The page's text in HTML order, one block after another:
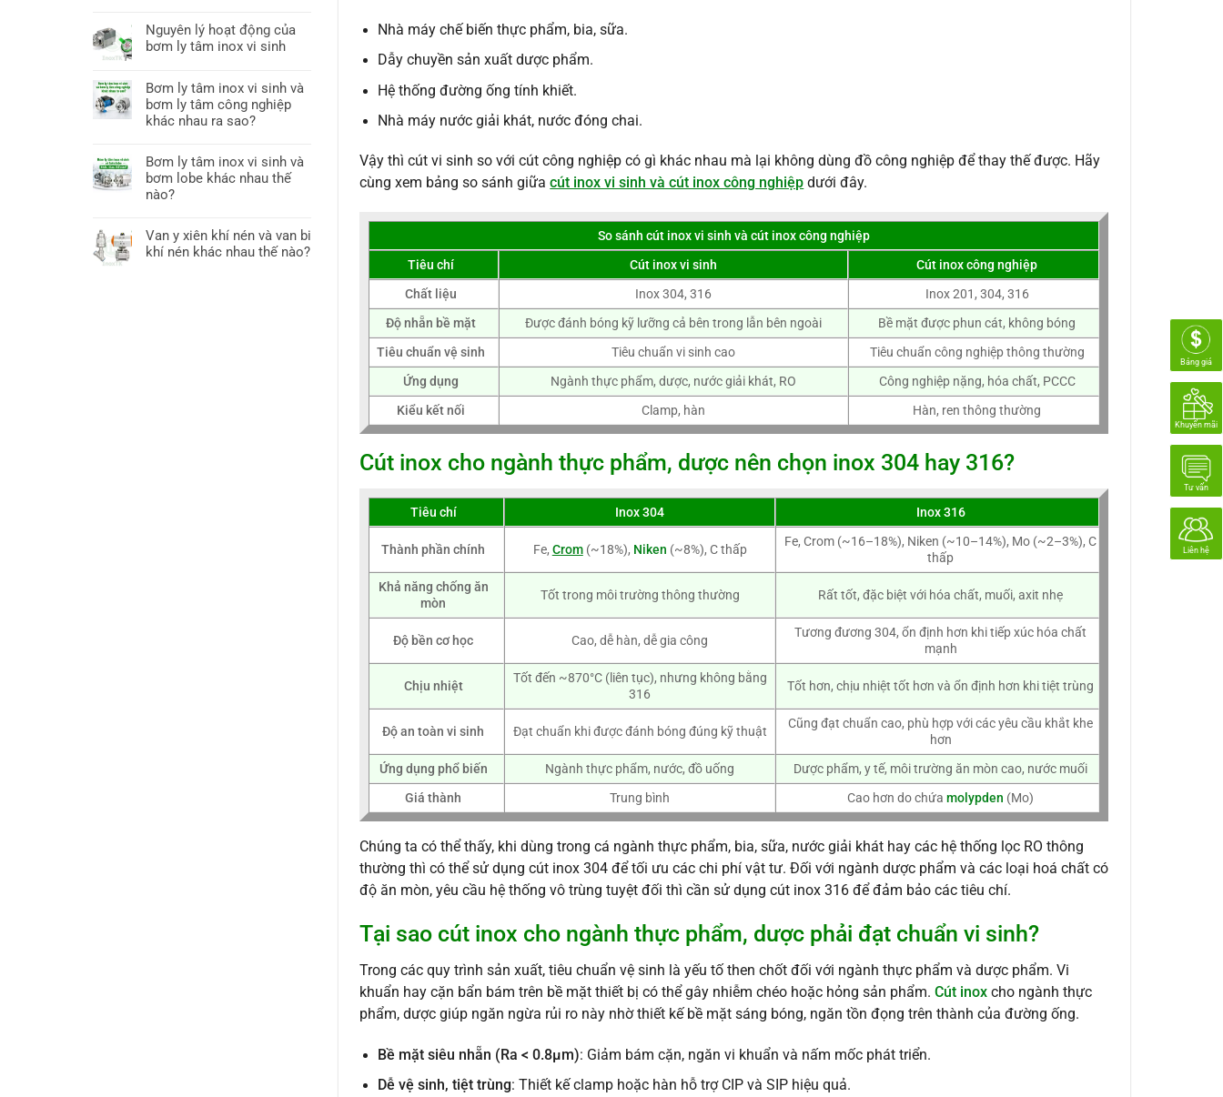
Nguyên lý hoạt động của
bơm ly tâm inox vi sinh
Bơm ly tâm inox vi sinh và
bơm ly tâm công nghiệp
khác nhau ra sao?
Bơm ly tâm inox vi sinh và
bơm lobe khác nhau thế
nào?
Van y xiên khí nén và van bi
khí nén khác nhau thế nào?
Nhà máy chế biến thực phẩm, bia, sữa.
Dẫy chuyền sản xuất dược phẩm.
Hệ thống đường ống tính khiết.
Nhà máy nước giải khát, nước đóng chai.
Vậy thì cút vi sinh so với cút công nghiệp có gì khác nhau mà lại không dùng đồ công nghiệp để thay thế được. Hãy
cùng xem bảng so sánh giữacút inox vi sinh và cút inox công nghiệp dưới đây.
So sánh cút inox vi sinh và cút inox công nghiệp
Tiêu chí
Cút inox vi sinh
Cút inox công nghiệp
Chất liệu
Inox 304, 316
Inox 201, 304, 316
Độ nhẵn bề mặt
Được đánh bóng kỹ lưỡng cả bên trong lẫn bên ngoài
Bề mặt được phun cát, không bóng
Tiêu chuẩn vệ sinh
Tiêu chuẩn vi sinh cao
Tiêu chuẩn công nghiệp thông thường
Ứng dụng
Ngành thực phẩm, dược, nước giải khát, RO
Công nghiệp nặng, hóa chất, PCCC
Kiểu kết nối
Clamp, hàn Hàn, ren thông thường
Cút inox cho ngành thực phẩm, dược nên chọn inox 304 hay 316?
Tiêu chí Inox 304 Inox 316
Thành phần chính Fe, Crom(~18%), Niken (~8%), C thấp
Fe, Crom (~16–18%), Niken (~10–14%), Mo (~2–3%), C
thấp
Khả năng chống ăn
mòn
Tốt trong môi trường thông thường Rất tốt, đặc biệt với hóa chất, muối, axit nhẹ
Độ bền cơ học Cao, dễ hàn, dễ gia công
Tương đương 304, ổn định hơn khi tiếp xúc hóa chất
mạnh
Chịu nhiệt
Tốt đến ~870°C (liên tục), nhưng không bằng
316
Tốt hơn, chịu nhiệt tốt hơn và ổn định hơn khi tiệt trùng
Độ an toàn vi sinh Đạt chuẩn khi được đánh bóng đúng kỹ thuật
Cũng đạt chuẩn cao, phù hợp với các yêu cầu khắt khe
hơn
Ứng dụng phổ biến
Ngành thực phẩm, nước, đồ uống
Dược phẩm, y tế, môi trường ăn mòn cao, nước muối
Giá thành
Trung bình Cao hơn do chứamolypden (Mo)
Chúng ta có thể thấy, khi dùng trong cá ngành thực phẩm, bia, sữa, nước giải khát hay các hệ thống lọc RO thông
thường thì có thể sử dụng cút inox 304 để tối ưu các chi phí vật tư. Đối với ngành dược phẩm và các loại hoá chất có
độ ăn mòn, yêu cầu hệ thống vô trùng tuyệt đối thì cần sử dụng cút inox 316 để đảm bảo các tiêu chí.
Tại sao cút inox cho ngành thực phẩm, dược phải đạt chuẩn vi sinh?
Trong các quy trình sản xuất, tiêu chuẩn vệ sinh là yếu tố then chốt đối với ngành thực phẩm và dược phẩm. Vi
khuẩn hay cặn bẩn bám trên bề mặt thiết bị có thể gây nhiễm chéo hoặc hỏng sản phẩm.Cút inox cho ngành thực
phẩm, dược giúp ngăn ngừa rủi ro này nhờ thiết kế bề mặt sáng bóng, ngăn tồn đọng trên thành của đường ống.
Bề mặt siêu nhẵn (Ra < 0.8μm): Giảm bám cặn, ngăn vi khuẩn và nấm mốc phát triển.
Dễ vệ sinh, tiệt trùng: Thiết kế clamp hoặc hàn hỗ trợ CIP và SIP hiệu quả.
Bảng giá
Khuyến mãi
Tư vấn
Liên hệ